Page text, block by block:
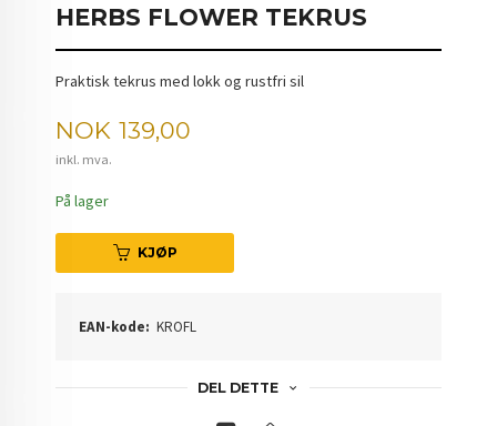
HERBS FLOWER TEKRUS
Praktisk tekrus med lokk og rustfri sil
Pris
NOK 139,00
inkl. mva.
På lager
KJØP
EAN-kode: KROFL
DEL DETTE